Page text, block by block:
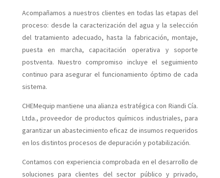
Acompañamos a nuestros clientes en todas las etapas del
proceso: desde la caracterización del agua y la selección
del tratamiento adecuado, hasta la fabricación, montaje,
puesta en marcha, capacitación operativa y soporte
postventa. Nuestro compromiso incluye el seguimiento
continuo para asegurar el funcionamiento óptimo de cada
sistema.
CHEMequip mantiene una alianza estratégica con Riandi Cía.
Ltda., proveedor de productos químicos industriales, para
garantizar un abastecimiento eficaz de insumos requeridos
en los distintos procesos de depuración y potabilización.
Contamos con experiencia comprobada en el desarrollo de
soluciones para clientes del sector público y privado,